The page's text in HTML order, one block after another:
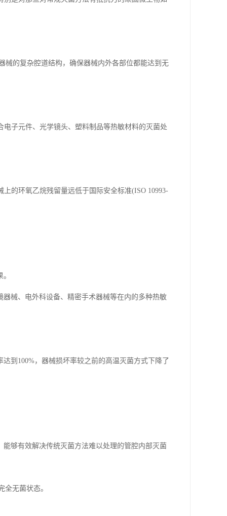
械的复杂腔道结构，确保器械内外各部位都能达到无
子元件、光学镜头、塑料制品等热敏材料的灭菌处
的环氧乙烷残留量远低于国际安全标准(ISO 10993-
械、电外科设备、精密手术器械等在内的多种热敏
到100%，器械损坏率较之前的高温灭菌方式下降了
够有效解决传统灭菌方法难以处理的管腔内部灭菌
无菌状态。